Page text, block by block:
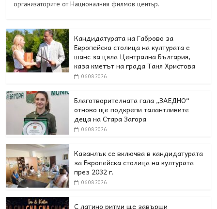
организаторите от Националния филмов център.
Кандидатурата на Габрово за
Европейска столица на културата е
шанс за цяла Централна България,
каза кметът на града Таня Христова
06.08.2026
Благотворителната гала „ЗАЕДНО“
отново ще подкрепи талантливите
деца на Стара Загора
06.08.2026
Казанлък се включва в кандидатурата
за Европейска столица на културата
през 2032 г.
06.08.2026
С латино ритми ще завърши